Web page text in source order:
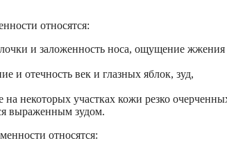
относятся:
и заложенность носа, ощущение жжения
и отечность век и глазных яблок, зуд,
на некоторых участках кожи резко
выраженным зудом.
относятся: